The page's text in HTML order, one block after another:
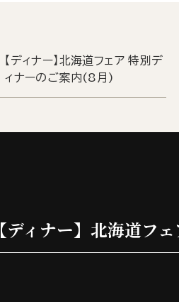
【ディナー】北海道フェア 特別デ
ィナーのご案内(8月)
【ディナー】北海道フ